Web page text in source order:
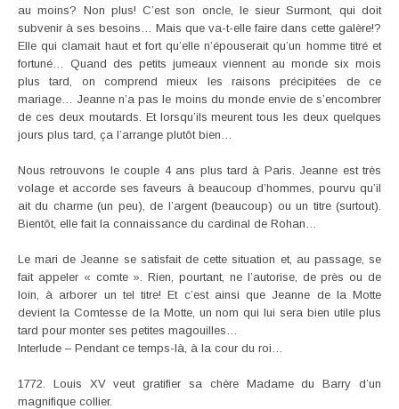
au moins? Non plus! C’est son oncle, le sieur Surmont, qui doit
subvenir à ses besoins… Mais que va-t-elle faire dans cette galère!?
Elle qui clamait haut et fort qu’elle n’épouserait qu’un homme titré et
fortuné… Quand des petits jumeaux viennent au monde six mois
plus tard, on comprend mieux les raisons précipitées de ce
mariage… Jeanne n’a pas le moins du monde envie de s’encombrer
de ces deux moutards. Et lorsqu’ils meurent tous les deux quelques
jours plus tard, ça l’arrange plutôt bien…
Nous retrouvons le couple 4 ans plus tard à Paris. Jeanne est très
volage et accorde ses faveurs à beaucoup d’hommes, pourvu qu’il
ait du charme (un peu), de l’argent (beaucoup) ou un titre (surtout).
Bientôt, elle fait la connaissance du cardinal de Rohan…
Le mari de Jeanne se satisfait de cette situation et, au passage, se
fait appeler « comte ». Rien, pourtant, ne l’autorise, de près ou de
loin, à arborer un tel titre! Et c’est ainsi que Jeanne de la Motte
devient la Comtesse de la Motte, un nom qui lui sera bien utile plus
tard pour monter ses petites magouilles…
Interlude – Pendant ce temps-là, à la cour du roi…
1772. Louis XV veut gratifier sa chère Madame du Barry d’un
magnifique collier.